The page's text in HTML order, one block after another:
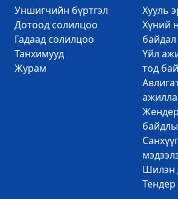
Уншигчийн бүртгэл
Дотоод солилцоо
Гадаад солилцоо
Танхимууд
Журам
Хууль
Хүний
байдал
Үйл
тод
Шилэн
Тендер